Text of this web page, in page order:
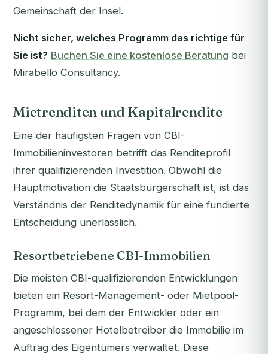
Gemeinschaft der Insel.
Nicht sicher, welches Programm das richtige für
Sie ist? Buchen Sie eine kostenlose Beratung bei
Mirabello Consultancy.
Mietrenditen und Kapitalrendite
Eine der häufigsten Fragen von CBI-
Immobilieninvestoren betrifft das Renditeprofil
ihrer qualifizierenden Investition. Obwohl die
Hauptmotivation die Staatsbürgerschaft ist, ist das
Verständnis der Renditedynamik für eine fundierte
Entscheidung unerlässlich.
Resortbetriebene CBI-Immobilien
Die meisten CBI-qualifizierenden Entwicklungen
bieten ein Resort-Management- oder Mietpool-
Programm, bei dem der Entwickler oder ein
angeschlossener Hotelbetreiber die Immobilie im
Auftrag des Eigentümers verwaltet. Diese